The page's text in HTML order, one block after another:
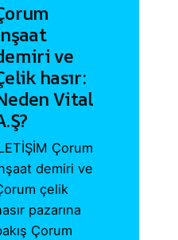
ve
hasır:
Vital
Çorum
demiri ve
çelik
pazarına
Çorum